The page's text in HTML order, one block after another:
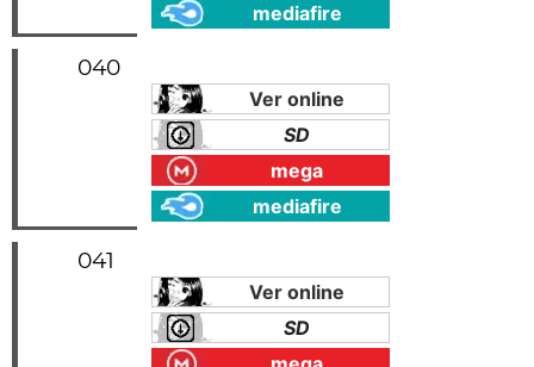
mediafire
040
Ver online
SD
mega
mediafire
041
Ver online
SD